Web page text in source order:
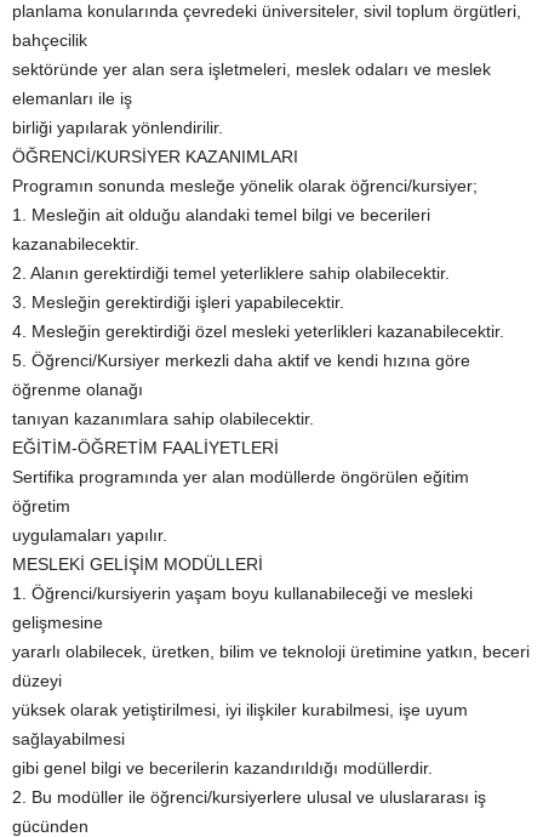
planlama konularında çevredeki üniversiteler, sivil toplum örgütleri,
bahçecilik
sektöründe yer alan sera işletmeleri, meslek odaları ve meslek
elemanları ile iş
birliği yapılarak yönlendirilir.
ÖĞRENCİ/KURSİYER KAZANIMLARI
Programın sonunda mesleğe yönelik olarak öğrenci/kursiyer;
1. Mesleğin ait olduğu alandaki temel bilgi ve becerileri
kazanabilecektir.
2. Alanın gerektirdiği temel yeterliklere sahip olabilecektir.
3. Mesleğin gerektirdiği işleri yapabilecektir.
4. Mesleğin gerektirdiği özel mesleki yeterlikleri kazanabilecektir.
5. Öğrenci/Kursiyer merkezli daha aktif ve kendi hızına göre
öğrenme olanağı
tanıyan kazanımlara sahip olabilecektir.
EĞİTİM-ÖĞRETİM FAALİYETLERİ
Sertifika programında yer alan modüllerde öngörülen eğitim
öğretim
uygulamaları yapılır.
MESLEKİ GELİŞİM MODÜLLERİ
1. Öğrenci/kursiyerin yaşam boyu kullanabileceği ve mesleki
gelişmesine
yararlı olabilecek, üretken, bilim ve teknoloji üretimine yatkın, beceri
düzeyi
yüksek olarak yetiştirilmesi, iyi ilişkiler kurabilmesi, işe uyum
sağlayabilmesi
gibi genel bilgi ve becerilerin kazandırıldığı modüllerdir.
2. Bu modüller ile öğrenci/kursiyerlere ulusal ve uluslararası iş
gücünden